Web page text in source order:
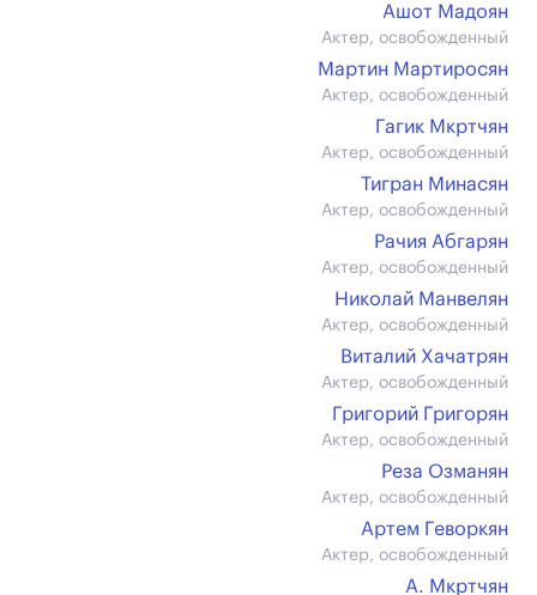
Ашот Мадоян
Актер, освобожденный
Мартин Мартиросян
Актер, освобожденный
Гагик Мкртчян
Актер, освобожденный
Тигран Минасян
Актер, освобожденный
Рачия Абгарян
Актер, освобожденный
Николай Манвелян
Актер, освобожденный
Виталий Хачатрян
Актер, освобожденный
Григорий Григорян
Актер, освобожденный
Реза Озманян
Актер, освобожденный
Артем Геворкян
Актер, освобожденный
А. Мкртчян